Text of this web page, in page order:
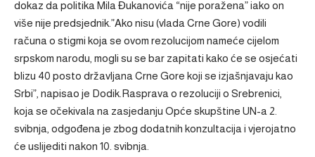
dokaz da politika Mila Đukanovića “nije poražena” iako on
više nije predsjednik.”Ako nisu (vlada Crne Gore) vodili
računa o stigmi koja se ovom rezolucijom nameće cijelom
srpskom narodu, mogli su se bar zapitati kako će se osjećati
blizu 40 posto državljana Crne Gore koji se izjašnjavaju kao
Srbi”, napisao je Dodik.Rasprava o rezoluciji o Srebrenici,
koja se očekivala na zasjedanju Opće skupštine UN-a 2.
svibnja, odgođena je zbog dodatnih konzultacija i vjerojatno
će uslijediti nakon 10. svibnja.